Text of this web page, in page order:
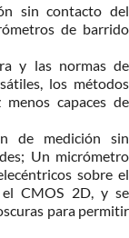
sin contacto del
de barrido
y las normas de
los métodos
capaces de
de medición sin
Un micrómetro
sobre el
CMOS 2D, y se
para permitir